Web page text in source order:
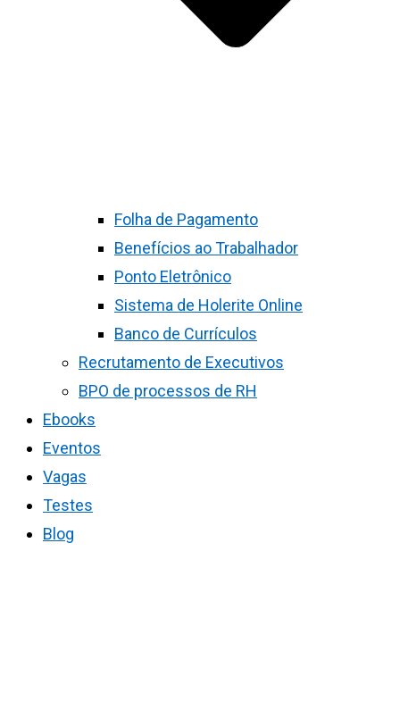
Folha de Pagamento
Benefícios ao Trabalhador
Ponto Eletrônico
Sistema de Holerite Online
Banco de Currículos
Recrutamento de Executivos
BPO de processos de RH
Ebooks
Eventos
Vagas
Testes
Blog